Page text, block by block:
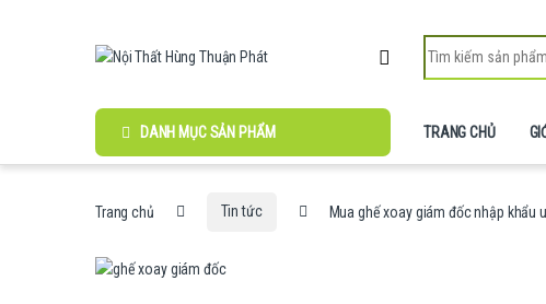
DANH MỤC SẢN PHẨM TRANG CHỦ
Trang chủ Tin tức Mua ghế xoay giám đốc nhập khẩu